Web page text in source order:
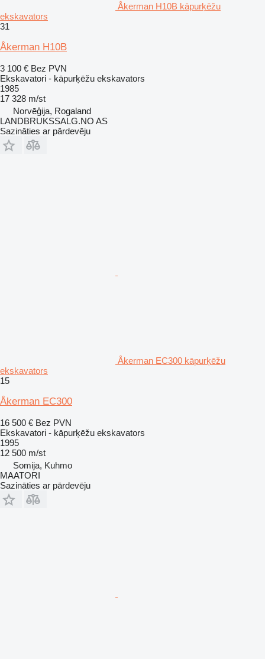
Åkerman H10B kāpurķēžu
ekskavators
31
Åkerman H10B
3 100 € Bez PVN
Ekskavatori - kāpurķēžu ekskavators
1985
17 328 m/st
Norvēģija, Rogaland
LANDBRUKSSALG.NO AS
Sazināties ar pārdevēju
Åkerman EC300 kāpurķēžu
ekskavators
15
Åkerman EC300
16 500 € Bez PVN
Ekskavatori - kāpurķēžu ekskavators
1995
12 500 m/st
Somija, Kuhmo
MAATORI
Sazināties ar pārdevēju